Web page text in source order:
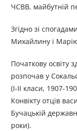
ЧСВВ, майбутній
Згідно зі
Михайлину і
Початкову освіту
розпочав у
(I-II класи, 1907-
Конвікту отців
Бучацькій
роки).